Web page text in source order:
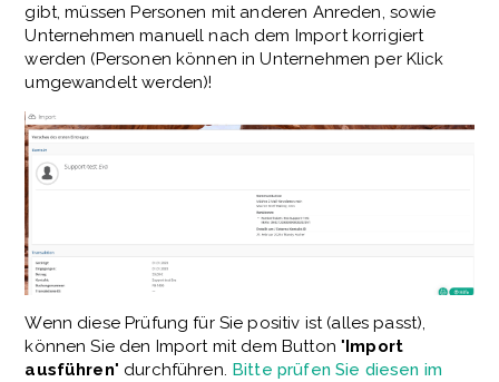
gibt, müssen Personen mit anderen Anreden, sowie
Unternehmen manuell nach dem Import korrigiert
werden (Personen können in Unternehmen per Klick
umgewandelt werden)!
Wenn diese Prüfung für Sie positiv ist (alles passt),
können Sie den Import mit dem Button "Import
ausführen" durchführen. Bitte prüfen Sie diesen im